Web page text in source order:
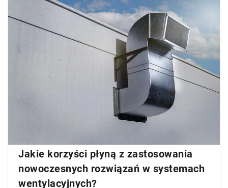
Jakie korzyści płyną z zastosowania
nowoczesnych rozwiązań w systemach
wentylacyjnych?